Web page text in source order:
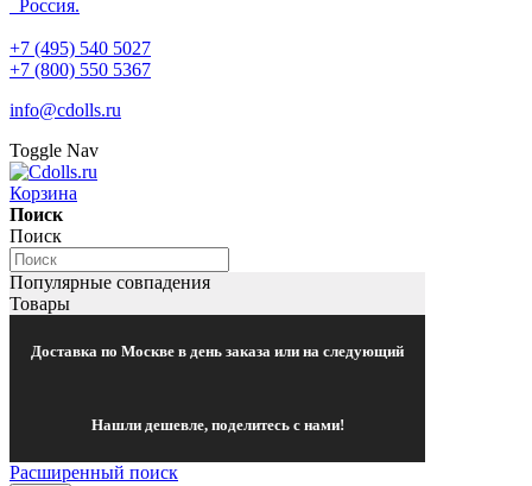
Россия.
+7 (495) 540 5027
+7 (800) 550 5367
info@cdolls.ru
Toggle Nav
Корзина
Поиск
Поиск
Популярные совпадения
Товары
Доставка по Москве в день заказа или на следующий
Нашли дешевле, поделитесь с нами!
Расширенный поиск